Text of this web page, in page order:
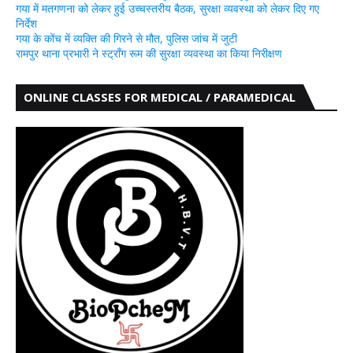
गया में मतगणना को लेकर हुई उच्चस्तरीय बैठक, सुरक्षा व्यवस्था को लेकर दिए गए
निर्देश
गया के कोंच में व्यक्ति की गिरने से मौत, पुलिस जांच में जुटी
रामपुर थाना प्रभारी ने स्ट्रॉंग रूम की सुरक्षा व्यवस्था का किया निरीक्षण
ONLINE CLASSES FOR MEDICAL / PARAMEDICAL